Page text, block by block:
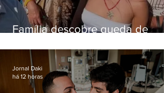
Família descobre queda de
enquanto aguardava segundo
voo
Jornal Daki
há 12 horas